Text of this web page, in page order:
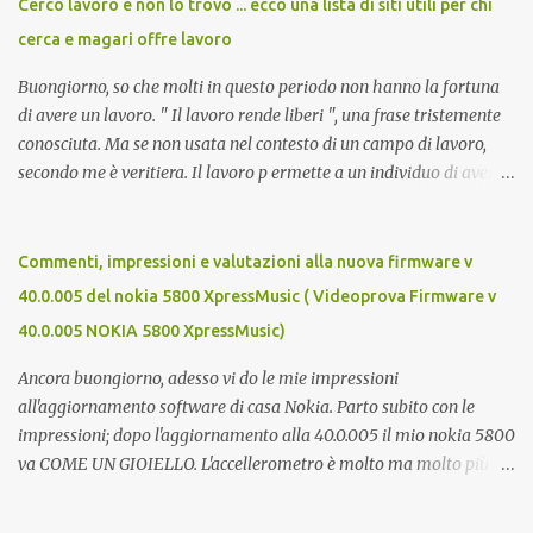
Cerco lavoro e non lo trovo ... ecco una lista di siti utili per chi
cerca e magari offre lavoro
Buongiorno, so che molti in questo periodo non hanno la fortuna
di avere un lavoro. " Il lavoro rende liberi ", una frase tristemente
conosciuta. Ma se non usata nel contesto di un campo di lavoro,
secondo me è veritiera. Il lavoro p ermette a un individuo di avere
libertà. Mi auguro dunque questo elenco possa essere d'aiuto.
Buona fortuna a tutti e buona giornata, Luca Zecca Jooble Trovit
CercoLavoro.com Motore Lavoro Subito.it (Sezione OFFERTE DI
LAVORO) Info Jobs
Commenti, impressioni e valutazioni alla nuova firmware v
40.0.005 del nokia 5800 XpressMusic ( Videoprova Firmware v
40.0.005 NOKIA 5800 XpressMusic)
Ancora buongiorno, adesso vi do le mie impressioni
all'aggiornamento software di casa Nokia. Parto subito con le
impressioni; dopo l'aggiornamento alla 40.0.005 il mio nokia 5800
va COME UN GIOIELLO. L'accellerometro è molto ma molto più